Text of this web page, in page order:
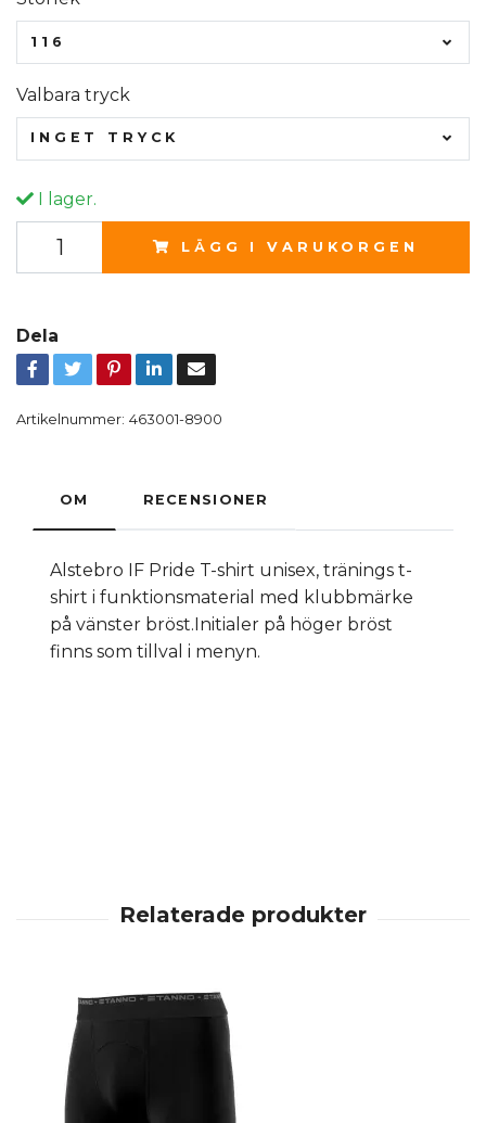
116
Valbara tryck
INGET TRYCK
I lager.
LÄGG I VARUKORGEN
Dela
Artikelnummer: 463001-8900
OM RECENSIONER
Alstebro IF Pride T-shirt unisex, tränings t-
shirt i funktionsmaterial med klubbmärke
på vänster bröst.Initialer på höger bröst
finns som tillval i menyn.